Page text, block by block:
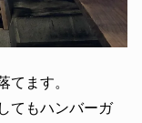
てます。
てもハンバーガ